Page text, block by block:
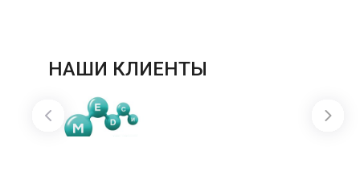
НАШИ КЛИЕНТЫ